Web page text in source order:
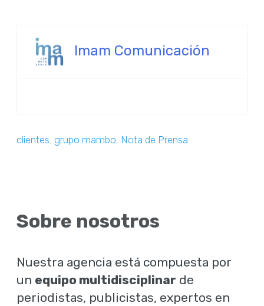
Imam Comunicación
clientes, grupo mambo, Nota de Prensa
Sobre nosotros
Nuestra agencia está compuesta por
un equipo multidisciplinar de
periodistas, publicistas, expertos en